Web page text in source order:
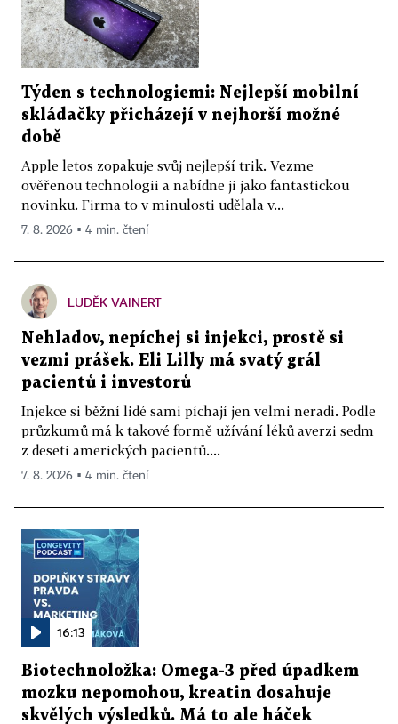
Týden s technologiemi: Nejlepší mobilní
skládačky přicházejí v nejhorší možné
době
Apple letos zopakuje svůj nejlepší trik. Vezme
ověřenou technologii a nabídne ji jako fantastickou
novinku. Firma to v minulosti udělala v...
7. 8. 2026 ▪ 4 min. čtení
LUDĚK VAINERT
Nehladov, nepíchej si injekci, prostě si
vezmi prášek. Eli Lilly má svatý grál
pacientů i investorů
Injekce si běžní lidé sami píchají jen velmi neradi. Podle
průzkumů má k takové formě užívání léků averzi sedm
z deseti amerických pacientů....
7. 8. 2026 ▪ 4 min. čtení
16:13
Biotechnoložka: Omega-3 před úpadkem
mozku nepomohou, kreatin dosahuje
skvělých výsledků. Má to ale háček